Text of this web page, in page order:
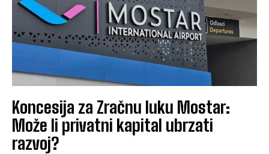
Koncesija za Zračnu luku Mostar:
Može li privatni kapital ubrzati
razvoj?